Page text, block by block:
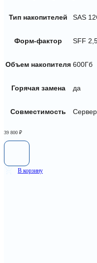
Тип накопителей SAS
Форм-фактор SFF
Объем накопителя 600Гб
Горячая замена да
Совместимость
39 800 ₽
В корзину